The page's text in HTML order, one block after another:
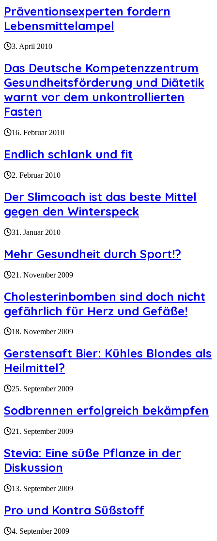
Präventionsexperten fordern
Lebensmittelampel
3. April 2010
Das Deutsche Kompetenzzentrum
Gesundheitsförderung und Diätetik
warnt vor dem unkontrollierten
Fasten
16. Februar 2010
Endlich schlank und fit
2. Februar 2010
Der Slimcoach ist das beste Mittel
gegen den Winterspeck
31. Januar 2010
Mehr Gesundheit durch Sport!?
21. November 2009
Cholesterinbomben sind doch nicht
gefährlich für Herz und Gefäße!
18. November 2009
Gerstensaft Bier: Kühles Blondes als
Heilmittel?
25. September 2009
Sodbrennen erfolgreich bekämpfen
21. September 2009
Stevia: Eine süße Pflanze in der
Diskussion
13. September 2009
Pro und Kontra Süßstoff
4. September 2009